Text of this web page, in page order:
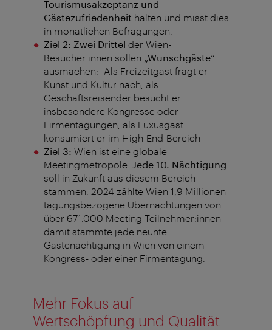
Tourismusakzeptanz und
Gästezufriedenheit halten und misst dies
in monatlichen Befragungen.
Ziel 2: Zwei Drittel der Wien-
Besucher:innen sollen „Wunschgäste“
ausmachen: Als Freizeitgast fragt er
Kunst und Kultur nach, als
Geschäftsreisender besucht er
insbesondere Kongresse oder
Firmentagungen, als Luxusgast
konsumiert er im High-End-Bereich
Ziel 3: Wien ist eine globale
Meetingmetropole: Jede 10. Nächtigung
soll in Zukunft aus diesem Bereich
stammen. 2024 zählte Wien 1,9 Millionen
tagungsbezogene Übernachtungen von
über 671.000 Meeting-Teilnehmer:innen –
damit stammte jede neunte
Gästenächtigung in Wien von einem
Kongress- oder einer Firmentagung.
Mehr Fokus auf
Wertschöpfung und Qualität